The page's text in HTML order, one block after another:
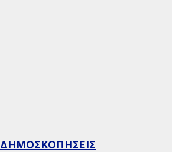
ΔΗΜΟΣΚΟΠΗΣΕΙΣ